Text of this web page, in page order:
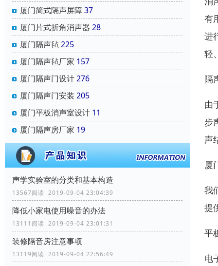
厦门简式隔声屏障37
厦门片式折角消声器 28
厦门隔声毡225
厦门隔声毡厂家 157
厦门隔声门设计276
厦门隔声门安装 205
厦门平板消声室设计 11
厦门隔声房厂家 19
声学实验室的分类和基本构造
13567阅读 2019-09-04 23:04:39
降低小家电使用噪音的办法
13111阅读 2019-09-04 23:01:31
装修隔音房注意事项
13119阅读 2019-09-04 22:56:49
有
进
轻
隔
由
步
声
厦
我
提
平
电